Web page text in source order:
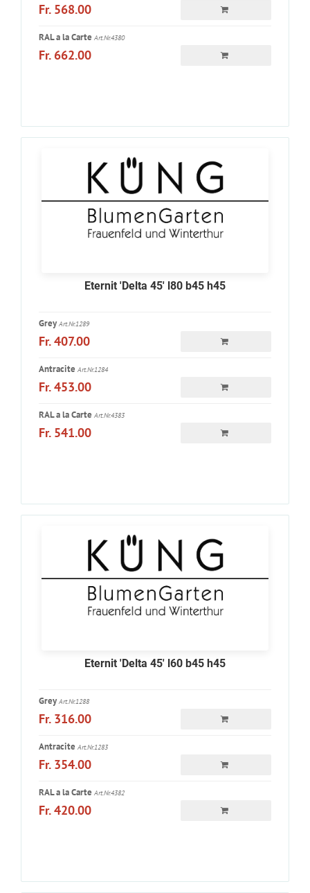
Fr. 568.00
RAL a la Carte Art.Nr.4380
Fr. 662.00
Eternit 'Delta 45' l80 b45 h45
Grey Art.Nr.1289
Fr. 407.00
Antracite Art.Nr.1284
Fr. 453.00
RAL a la Carte Art.Nr.4383
Fr. 541.00
Eternit 'Delta 45' l60 b45 h45
Grey Art.Nr.1288
Fr. 316.00
Antracite Art.Nr.1283
Fr. 354.00
RAL a la Carte Art.Nr.4382
Fr. 420.00